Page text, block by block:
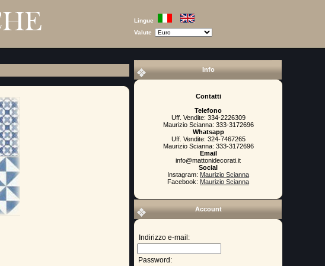
Lingue
Valute
Info
Contatti
Telefono
Uff. Vendite: 334-2226309
Maurizio Scianna: 333-3172696
Whatsapp
Uff. Vendite: 324-7467265
Maurizio Scianna: 333-3172696
Email
info@mattonidecorati.it
Social
Instagram: Maurizio Scianna
Facebook: Maurizio Scianna
Account
Indirizzo e-mail:
Password: